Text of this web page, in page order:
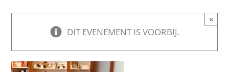
DIT EVENEMENT IS VOORBIJ.
×